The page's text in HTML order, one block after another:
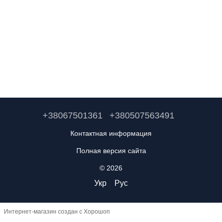
+38067501361 +380507563491
Контактная информация
Полная версия сайта
© 2026
Укр Рус
Интернет-магазин создан с Хорошоп